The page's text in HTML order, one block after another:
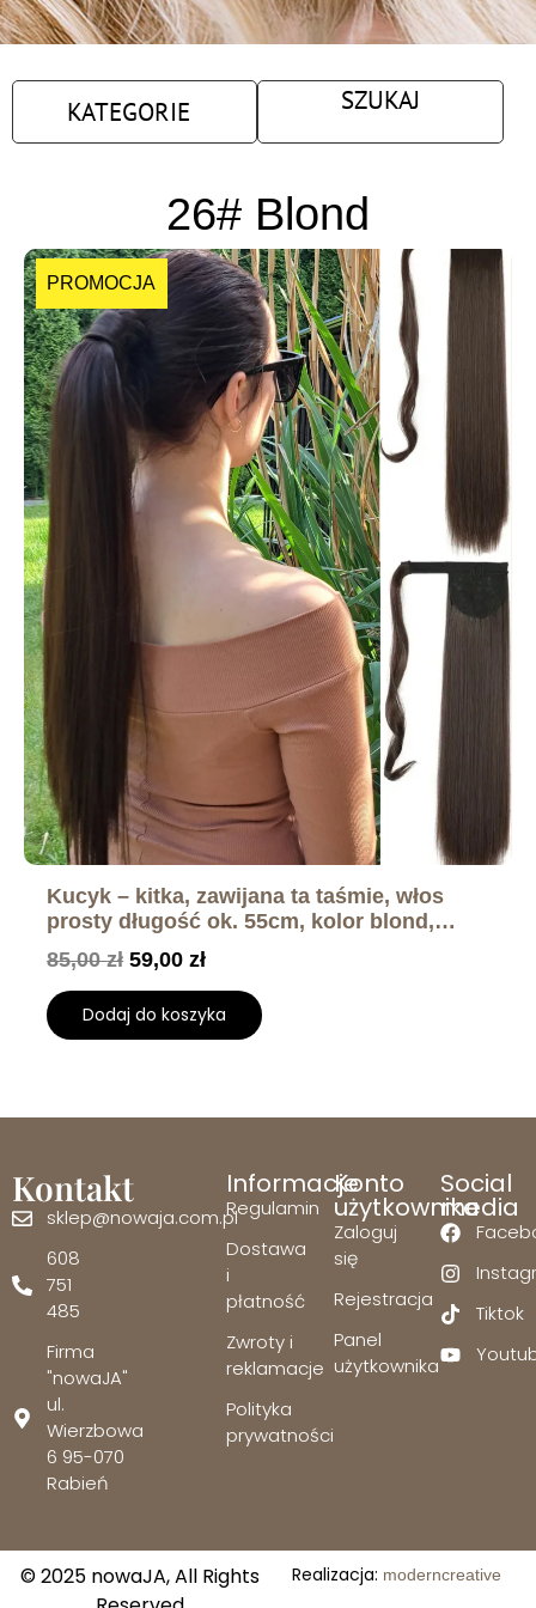
KATEGORIE SZUKAJ
26# Blond
PROMOCJA
Kucyk – kitka, zawijana ta taśmie, włos
prosty długość ok. 55cm, kolor blond,
brąz, czarny, rudy
85,00zł 59,00zł
Dodaj do koszyka
Kontakt
sklep@nowaja.com.pl
608
751
485
Firma
"nowaJA"
ul.
Wierzbowa
6 95-070
Rabień
Informacje
Regulamin
Dostawa
i
płatność
Zwroty i
reklamacje
Polityka
prywatności
Konto
użytkownika
Zaloguj
się
Rejestracja
Panel
użytkownika
Social
media
Tiktok
© 2025 nowaJA, All Rights
Realizacja: moderncreative